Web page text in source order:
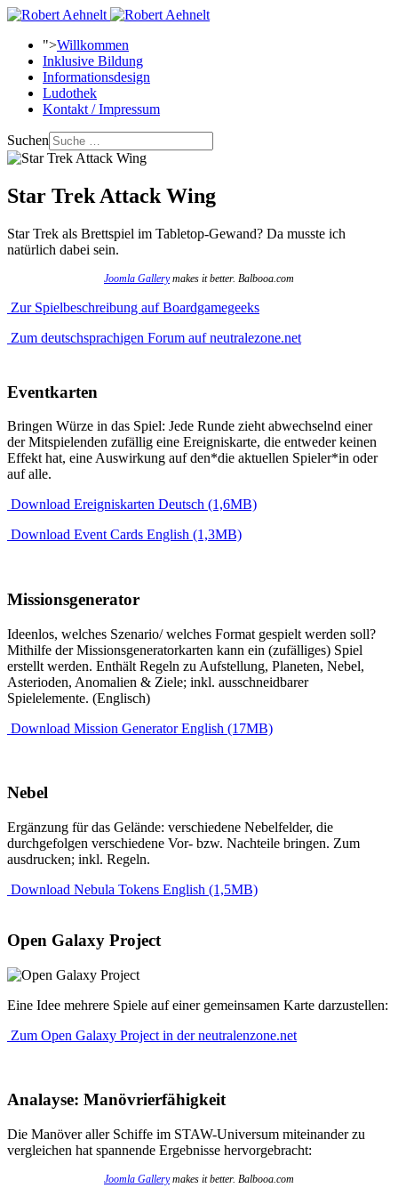
">Willkommen
Inklusive Bildung
Informationsdesign
Ludothek
Kontakt / Impressum
Suchen
Star Trek Attack Wing
Star Trek als Brettspiel im Tabletop-Gewand? Da musste ich
natürlich dabei sein.
Joomla Gallerymakes it better. Balbooa.com
Zur Spielbeschreibung auf Boardgamegeeks
Zum deutschsprachigen Forum auf neutralezone.net
Eventkarten
Bringen Würze in das Spiel: Jede Runde zieht abwechselnd einer
der Mitspielenden zufällig eine Ereigniskarte, die entweder keinen
Effekt hat, eine Auswirkung auf den*die aktuellen Spieler*in oder
auf alle.
Download Ereigniskarten Deutsch (1,6MB)
Download Event Cards English (1,3MB)
Missionsgenerator
Ideenlos, welches Szenario/ welches Format gespielt werden soll?
Mithilfe der Missionsgeneratorkarten kann ein (zufälliges) Spiel
erstellt werden. Enthält Regeln zu Aufstellung, Planeten, Nebel,
Asterioden, Anomalien & Ziele; inkl. ausschneidbarer
Spielelemente. (Englisch)
Download Mission Generator English (17MB)
Nebel
Ergänzung für das Gelände: verschiedene Nebelfelder, die
durchgefolgen verschiedene Vor- bzw. Nachteile bringen. Zum
ausdrucken; inkl. Regeln.
Download Nebula Tokens English (1,5MB)
Open Galaxy Project
Eine Idee mehrere Spiele auf einer gemeinsamen Karte darzustellen:
Zum Open Galaxy Project in der neutralenzone.net
Analayse: Manövrierfähigkeit
Die Manöver aller Schiffe im STAW-Universum miteinander zu
vergleichen hat spannende Ergebnisse hervorgebracht:
Joomla Gallerymakes it better. Balbooa.com